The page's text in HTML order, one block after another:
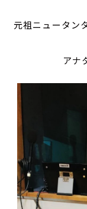
元祖ニュータン
アナ